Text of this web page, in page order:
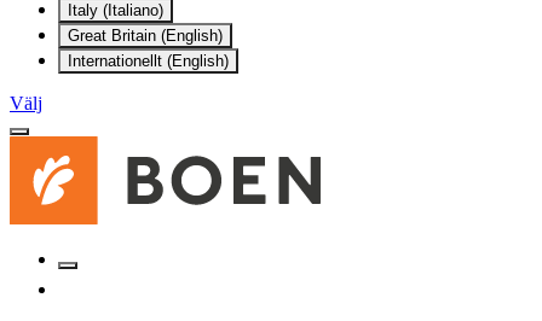
Italy (Italiano)
Great Britain (English)
Internationellt (English)
Välj